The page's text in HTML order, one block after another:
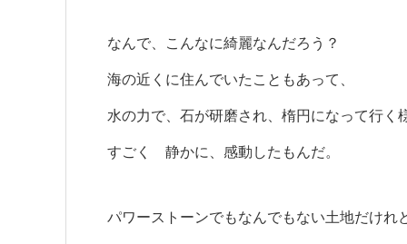
なんで、こんなに綺麗なんだろう？
海の近くに住んでいたこともあって、
水の力で、石が研磨され、楕円になって行く
すごく 静かに、感動したもんだ。
パワーストーンでもなんでもない土地だけれ